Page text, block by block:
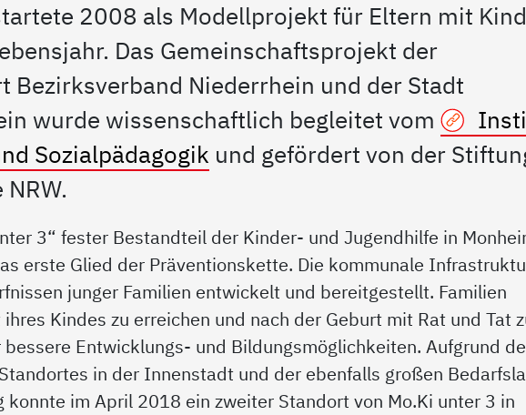
2008 als Modellprojekt für Eltern mit
Das Gemeinschaftsprojekt der
Bezirksverband Niederrhein und der Stadt
wurde wissenschaftlich begleitet vom
Sozialpädagogik und gefördert von der
3“ fester Bestandteil der Kinder- und Jugendhilfe in
erste Glied der Präventionskette. Die kommunale
junger Familien entwickelt und bereitgestellt. Familien
Kindes zu erreichen und nach der Geburt mit Rat und Tat
Entwicklungs- und Bildungsmöglichkeiten. Aufgrund
in der Innenstadt und der ebenfalls großen
im April 2018 ein zweiter Standort von Mo.Ki unter 3 in